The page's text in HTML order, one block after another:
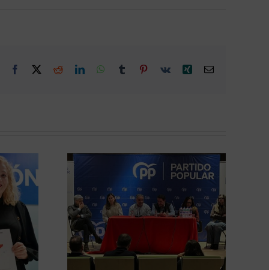
Facebook RedditLinkedInWhatsApp
Tumblr Pinterest
Vk Xing Correo
FP
con
y
Más de 3
millones para
impulsar el
turismo en la
comarca de